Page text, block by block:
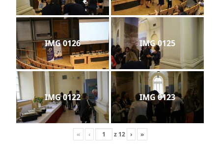
IMG 0126 IMG 0125
IMG 0122 IMG 0123
« ‹ z 12 › »